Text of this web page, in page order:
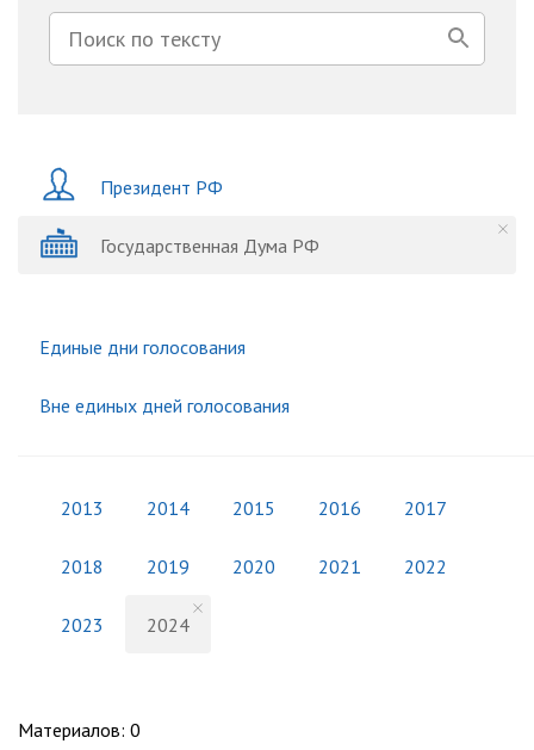
Президент РФ
Государственная Дума РФ
Единые дни голосования
Вне единых дней голосования
2013 2014 2015 2016 2017
2018 2019 2020 2021 2022
2023 2024
Материалов: 0